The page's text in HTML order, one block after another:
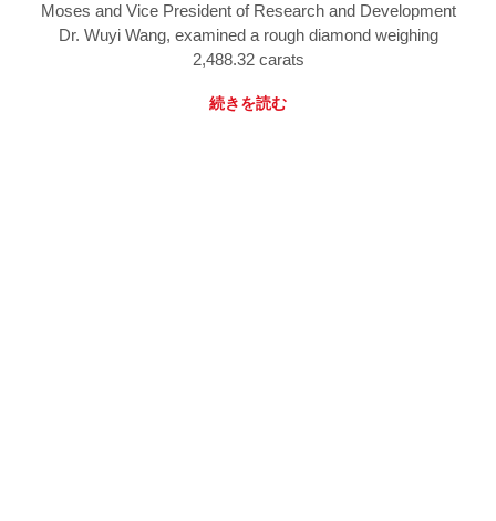
Moses and Vice President of Research and Development
Dr. Wuyi Wang, examined a rough diamond weighing
2,488.32 carats
続きを読む